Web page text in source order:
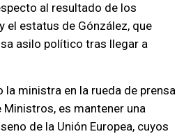
al resultado de los
el estatus de Gónzález, que
asilo político tras llegar a
la ministra en la rueda de prensa
es mantener una
de la Unión Europea, cuyos